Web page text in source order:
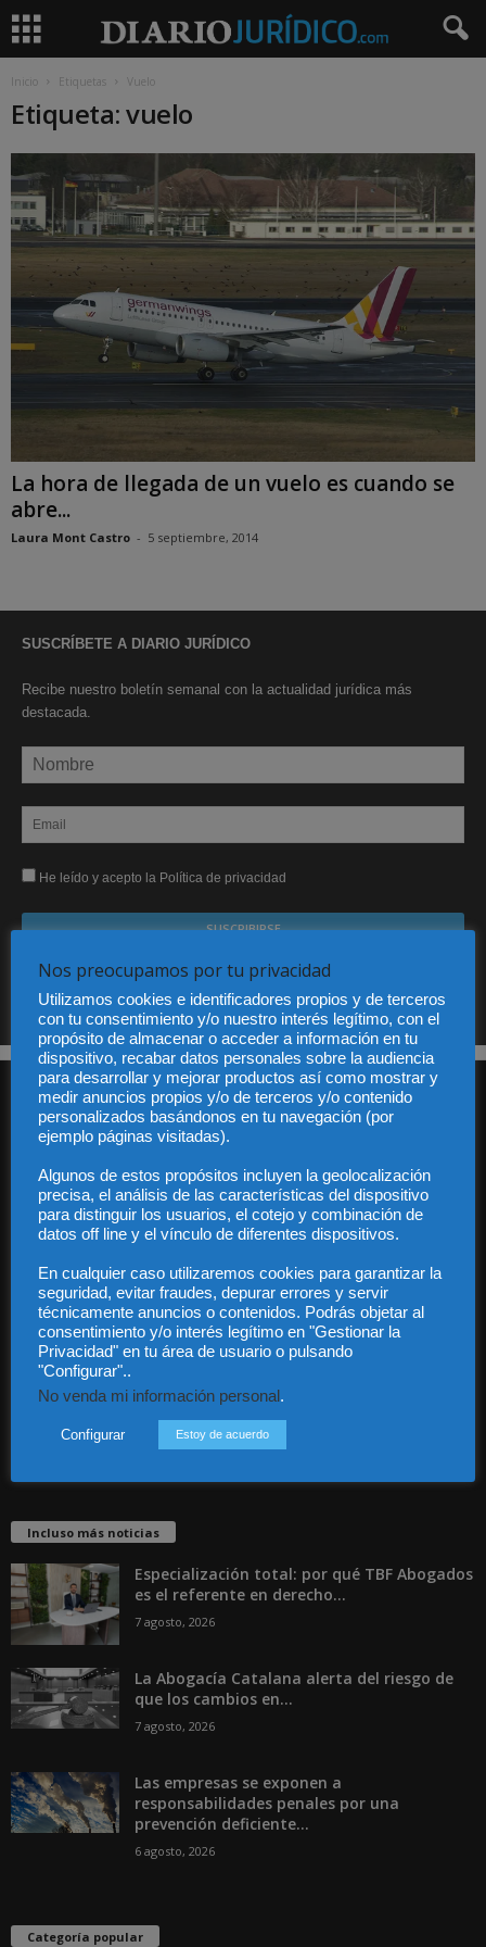
Inicio Etiquetas Vuelo
Etiqueta: vuelo
La hora de llegada de un vuelo es cuando se
abre...
Laura Mont Castro - 5 septiembre, 2014
SUSCRÍBETE A DIARIO JURÍDICO
Recibe nuestro boletín semanal con la actualidad jurídica más
destacada.
He leído y acepto la Política de privacidad
Sus datos serán incorporados a un fichero automatizado con el objeto exclusivo de dar
respuesta a su suscripción Dicho fichero es de titularidad exclusiva de LEXDIR GLOBAL
S.L. y no será cedido a un tercero en ningún caso.
Audiencia y Publicidad
Quiénes somos
Privacidad
Contacto
Guía Colaboradores
Contáctanos: info@diariojuridico.com
Incluso más noticias
Especialización total: por qué TBF Abogados
es el referente en derecho...
7 agosto, 2026
La Abogacía Catalana alerta del riesgo de
que los cambios en...
7 agosto, 2026
Las empresas se exponen a
responsabilidades penales por una
prevención deficiente...
6 agosto, 2026
Categoría popular
Nos preocupamos por tu privacidad
Utilizamos cookies e identificadores propios y de terceros
con tu consentimiento y/o nuestro interés legítimo, con el
propósito de almacenar o acceder a información en tu
dispositivo, recabar datos personales sobre la audiencia
para desarrollar y mejorar productos así como mostrar y
medir anuncios propios y/o de terceros y/o contenido
personalizados basándonos en tu navegación (por
ejemplo páginas visitadas).
Algunos de estos propósitos incluyen la geolocalización
precisa, el análisis de las características del dispositivo
para distinguir los usuarios, el cotejo y combinación de
datos off line y el vínculo de diferentes dispositivos.
En cualquier caso utilizaremos cookies para garantizar la
seguridad, evitar fraudes, depurar errores y servir
técnicamente anuncios o contenidos. Podrás objetar al
consentimiento y/o interés legítimo en "Gestionar la
Privacidad" en tu área de usuario o pulsando
"Configurar"..
No venda mi información personal.
Configurar Estoy de acuerdo